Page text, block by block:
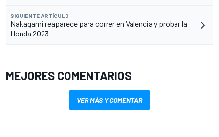
SIGUIENTE ARTÍCULO
Nakagami reaparece para correr en Valencia y probar la
Honda 2023
MEJORES COMENTARIOS
VER MÁS Y COMENTAR